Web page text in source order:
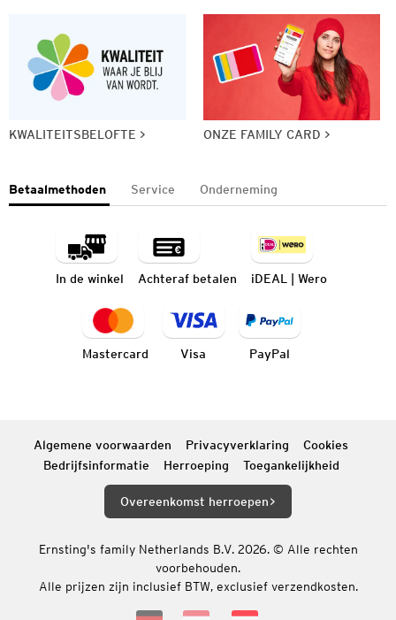
KWALITEITSBELOFTE ONZE FAMILY CARD
Betaalmethoden Service Onderneming
In de winkel Achteraf betalen iDEAL | Wero
Mastercard Visa PayPal
Algemene voorwaarden Privacyverklaring
Cookies
Bedrijfsinformatie
Herroeping Toegankelijkheid
Overeenkomst herroepen
Ernsting's family Netherlands B.V. 2026. © Alle rechten
voorbehouden.
Alle prijzen zijn inclusief BTW, exclusief verzendkosten.